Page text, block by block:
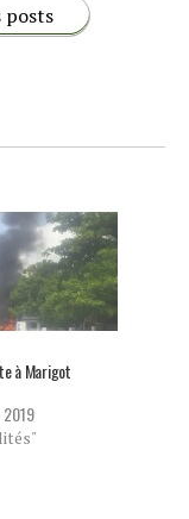
posts
à Marigot